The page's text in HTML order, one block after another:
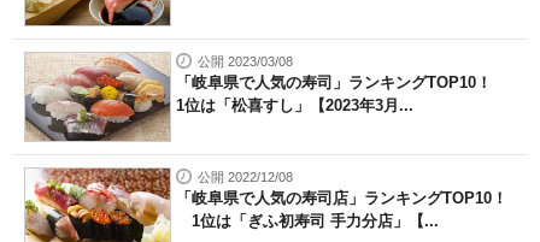
公開 2023/03/08
「岐阜県で人気の寿司」ランキングTOP10！
1位は「松喜すし」【2023年3月...
公開 2022/12/08
「岐阜県で人気の寿司店」ランキングTOP10！
1位は「ぎふ初寿司 手力分店」【...